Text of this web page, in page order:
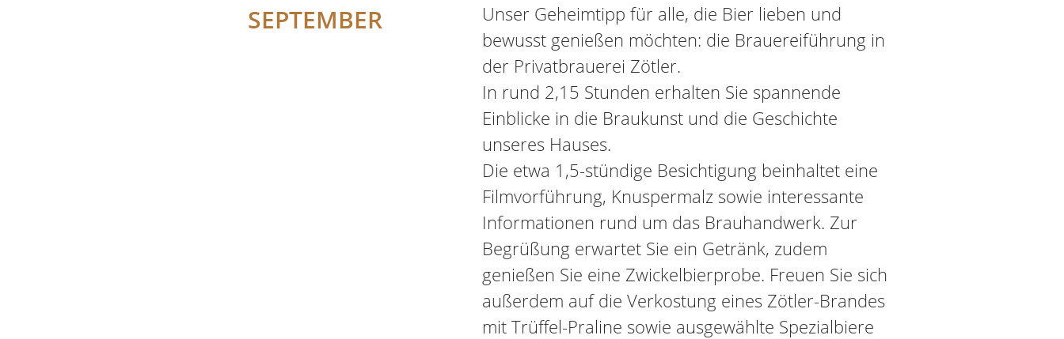
SEPTEMBER
Unser Geheimtipp für alle, die Bier lieben und
bewusst genießen möchten: die Brauereiführung in
der Privatbrauerei Zötler.
In rund 2,15 Stunden erhalten Sie spannende
Einblicke in die Braukunst und die Geschichte
unseres Hauses.
Die etwa 1,5-stündige Besichtigung beinhaltet eine
Filmvorführung, Knuspermalz sowie interessante
Informationen rund um das Brauhandwerk. Zur
Begrüßung erwartet Sie ein Getränk, zudem
genießen Sie eine Zwickelbierprobe. Freuen Sie sich
außerdem auf die Verkostung eines Zötler-Brandes
mit Trüffel-Praline sowie ausgewählte Spezialbiere